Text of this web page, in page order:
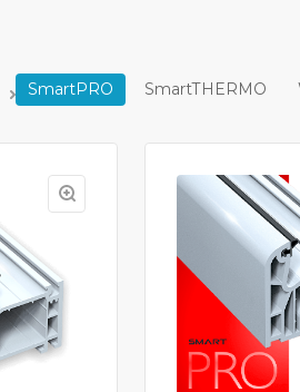
SmartPRO SmartTHERMO